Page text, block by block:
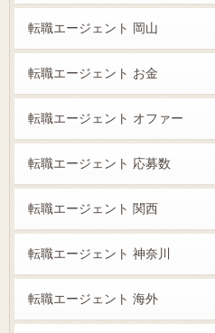
転職エージェント 岡山
転職エージェント お金
転職エージェント オファー
転職エージェント 応募数
転職エージェント 関西
転職エージェント 神奈川
転職エージェント 海外